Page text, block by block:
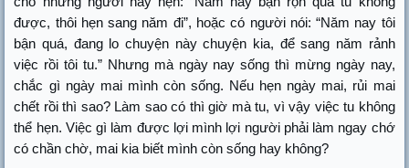
được, thôi hẹn sang năm đi”, hoặc có người nói: “Năm nay tôi
bận quá, đang lo chuyện này chuyện kia, để sang năm rảnh
việc rồi tôi tu.” Nhưng mà ngày nay sống thì mừng ngày nay,
chắc gì ngày mai mình còn sống. Nếu hẹn ngày mai, rủi mai
chết rồi thì sao? Làm sao có thì giờ mà tu, vì vậy việc tu không
thể hẹn. Việc gì làm được lợi mình lợi người phải làm ngay chớ
có chần chờ, mai kia biết mình còn sống hay không?